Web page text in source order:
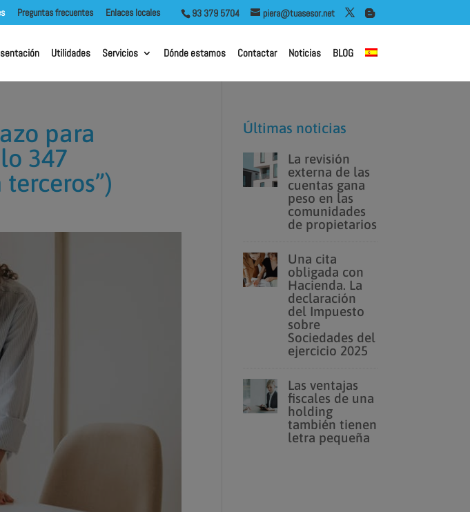
93 379 5704 piera@tuasesor.net
Preguntas frecuentes Enlaces locales
Utilidades Servicios Dónde estamos Contactar Noticias BLOG
para
347
Últimas noticias
La revisión
externa de las
cuentas gana
peso en las
comunidades
de propietarios
Una cita
obligada con
Hacienda. La
declaración
del Impuesto
sobre
Sociedades del
ejercicio 2025
Las ventajas
fiscales de una
holding
también tienen
letra pequeña